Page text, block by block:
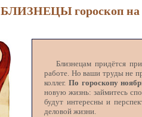
БЛИЗНЕЦЫ гороскоп на
Близнецам придётся
работе. Но ваши труды не
коллег. По гороскопу
новую жизнь: займитесь
будут интересны и
деловой жизни.